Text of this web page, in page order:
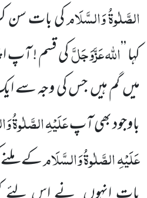
الصَّلٰوۃُ وَالسَّلَامکی بات سن
کہا ’’اللّٰہعَزَّوَجَلَّکیقسم ! آپ
میںگم ہیںجس کی وجہ سے
باوجود بھی آپعَلَیْہِ الصَّلٰوۃُ
عَلَیْہِ الصَّلٰوۃُ وَالسَّلَامکے ملنے